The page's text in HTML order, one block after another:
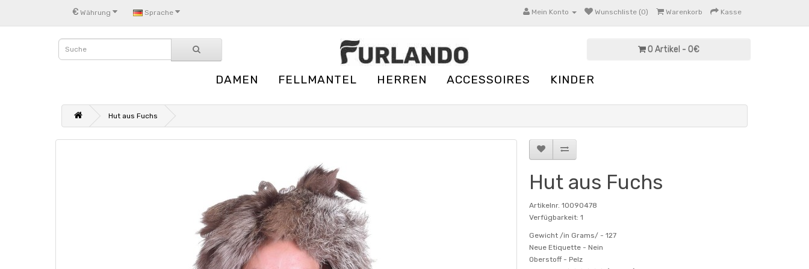
€ Währung Sprache Mein Konto Wunschliste (0) Warenkorb Kasse
0 Artikel - 0€
DAMEN FELLMANTEL HERREN ACCESSOIRES KINDER
Hut aus Fuchs
Hut aus Fuchs
Artikelnr. 10090478
Verfügbarkeit: 1
Gewicht /in Grams/ - 127
Neue Etiquette - Nein
Oberstoff - Pelz